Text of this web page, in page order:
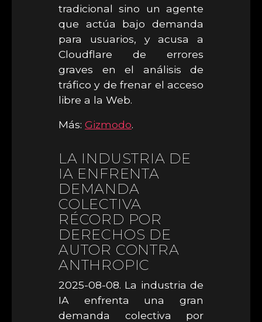
tradicional sino un agente
que actúa bajo demanda
para usuarios, y acusa a
Cloudflare de errores
graves en el análisis de
tráfico y de frenar el acceso
libre a la Web.
Más: Gizmodo.
LA INDUSTRIA DE
IA ENFRENTA
DEMANDA
COLECTIVA
RÉCORD POR
DERECHOS DE
AUTOR CONTRA
ANTHROPIC
2025-08-08. La industria de
IA enfrenta una gran
demanda colectiva por